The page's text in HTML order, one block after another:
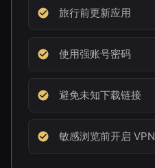
旅行前更新应用
使用强账号密码
避免未知下载链接
敏感浏览前开启 VPN